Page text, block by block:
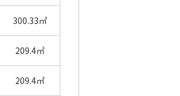
300.33㎡
209.4㎡
209.4㎡